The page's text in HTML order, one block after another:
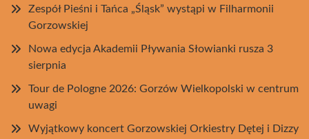
Zespół Pieśni i Tańca „Śląsk” wystąpi w Filharmonii
Gorzowskiej
Nowa edycja Akademii Pływania Słowianki rusza 3
sierpnia
Tour de Pologne 2026: Gorzów Wielkopolski w centrum
uwagi
Wyjątkowy koncert Gorzowskiej Orkiestry Dętej i Dizzy